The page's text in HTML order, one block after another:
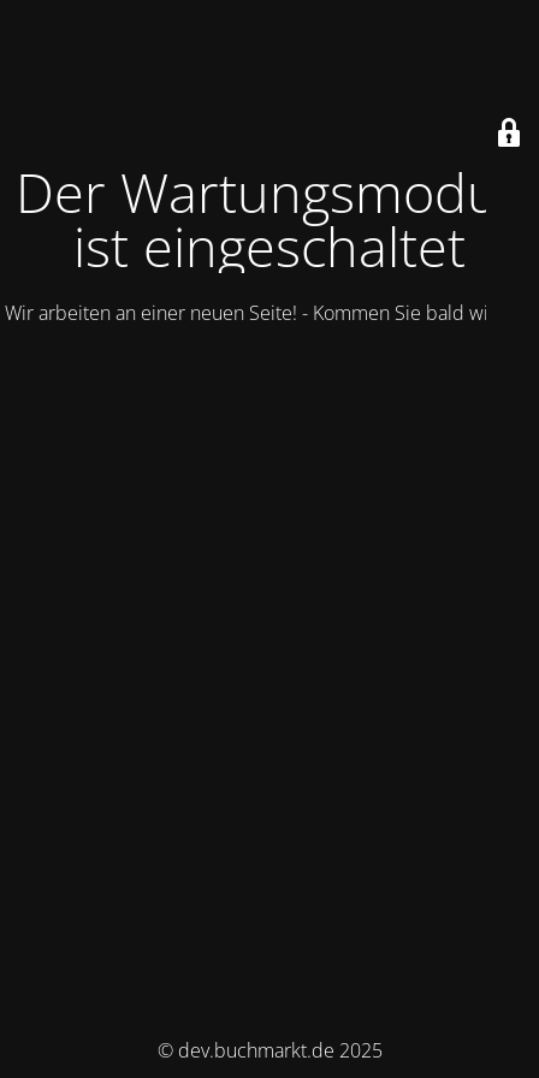
Der Wartungsmodus
ist eingeschaltet
Wir arbeiten an einer neuen Seite! - Kommen Sie bald wieder.
© dev.buchmarkt.de 2025